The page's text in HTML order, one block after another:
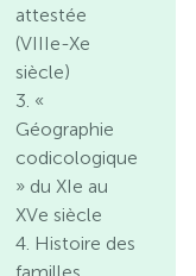
attestée
(VIIIe-Xe
siècle)
3. «
Géographie
codicologique
» du XIe au
XVe siècle
4. Histoire des